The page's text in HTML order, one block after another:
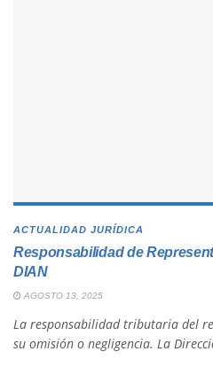
ACTUALIDAD JURÍDICA
Responsabilidad de
DIAN
AGOSTO 13, 2025
La responsabilidad tributaria del
su omisión o negligencia. La